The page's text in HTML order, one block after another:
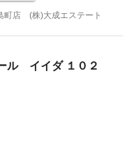
町店 (株)大成エステート
ル イイダ １０２